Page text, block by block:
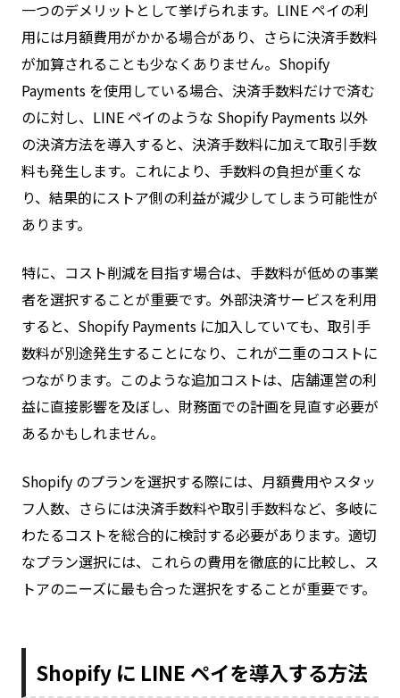
一つのデメリットとして挙げられます。LINE ペイの利
用には月額費用がかかる場合があり、さらに決済手数料
が加算されることも少なくありません。Shopify
Payments を使用している場合、決済手数料だけで済む
のに対し、LINE ペイのような Shopify Payments 以外
の決済方法を導入すると、決済手数料に加えて取引手数
料も発生します。これにより、手数料の負担が重くな
り、結果的にストア側の利益が減少してしまう可能性が
あります。
特に、コスト削減を目指す場合は、手数料が低めの事業
者を選択することが重要です。外部決済サービスを利用
すると、Shopify Payments に加入していても、取引手
数料が別途発生することになり、これが二重のコストに
つながります。このような追加コストは、店舗運営の利
益に直接影響を及ぼし、財務面での計画を見直す必要が
あるかもしれません。
Shopify のプランを選択する際には、月額費用やスタッ
フ人数、さらには決済手数料や取引手数料など、多岐に
わたるコストを総合的に検討する必要があります。適切
なプラン選択には、これらの費用を徹底的に比較し、ス
トアのニーズに最も合った選択をすることが重要です。
Shopify に LINE ペイを導入する方法